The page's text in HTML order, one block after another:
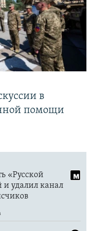
в
помощи